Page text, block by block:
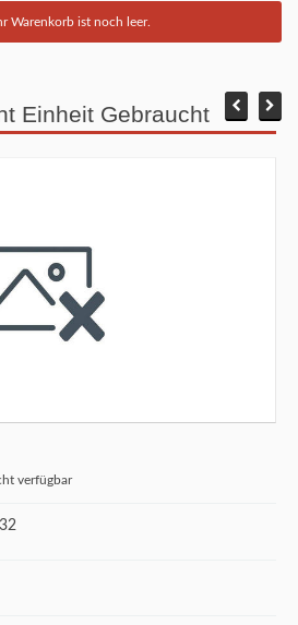
Warenkorb ist noch leer.
Einheit Gebraucht
verfügbar